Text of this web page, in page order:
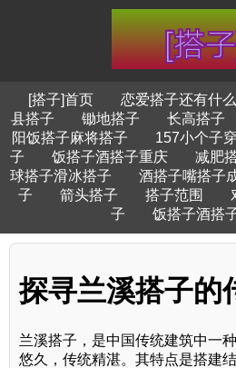
[搭子]首页 恋爱搭子还有什
县搭子
锄地搭子 长高搭子
阳饭搭子麻将搭子
157小个子
子
饭搭子酒搭子重庆 减肥
球搭子滑冰搭子
酒搭子嘴搭子
子
箭头搭子 搭子范围
子
饭搭子酒搭
探寻兰溪搭子的
兰溪搭子，是中国传统建筑中一
悠久，传统精湛。其特点是搭建